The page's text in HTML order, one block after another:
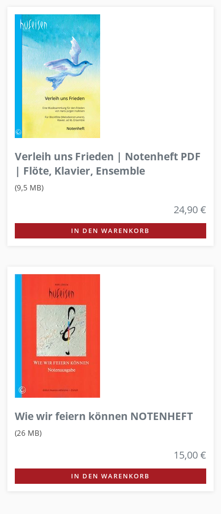
Verleih uns Frieden | Notenheft PDF
| Flöte, Klavier, Ensemble
(9,5 MB)
24,90 €
IN DEN WARENKORB
Wie wir feiern können NOTENHEFT
(26 MB)
15,00 €
IN DEN WARENKORB